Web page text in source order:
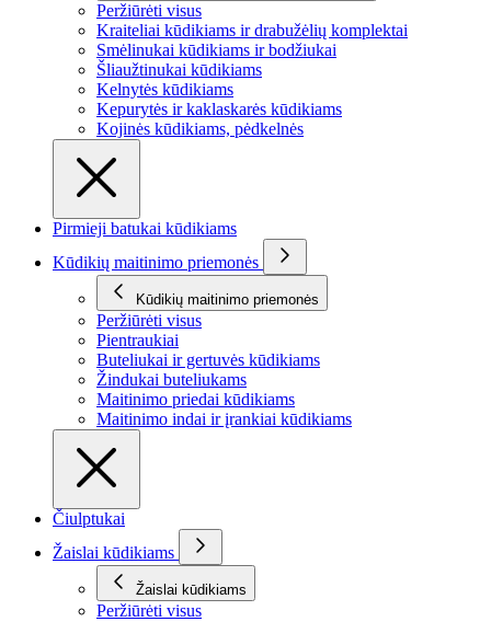
Peržiūrėti visus
Kraiteliai kūdikiams ir drabužėlių komplektai
Smėlinukai kūdikiams ir bodžiukai
Šliaužtinukai kūdikiams
Kelnytės kūdikiams
Kepurytės ir kaklaskarės kūdikiams
Kojinės kūdikiams, pėdkelnės
Pirmieji batukai kūdikiams
Kūdikių maitinimo priemonės
Kūdikių maitinimo priemonės
Peržiūrėti visus
Pientraukiai
Buteliukai ir gertuvės kūdikiams
Žindukai buteliukams
Maitinimo priedai kūdikiams
Maitinimo indai ir įrankiai kūdikiams
Čiulptukai
Žaislai kūdikiams
Žaislai kūdikiams
Peržiūrėti visus